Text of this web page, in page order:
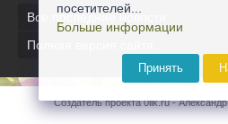
Все последние новости
Полная версия сайта
Создатель проекта 0lik.ru -
посетителей...
Больше информации
Принять